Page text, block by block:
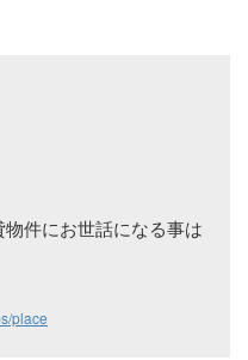
件にお世話になる事は
place